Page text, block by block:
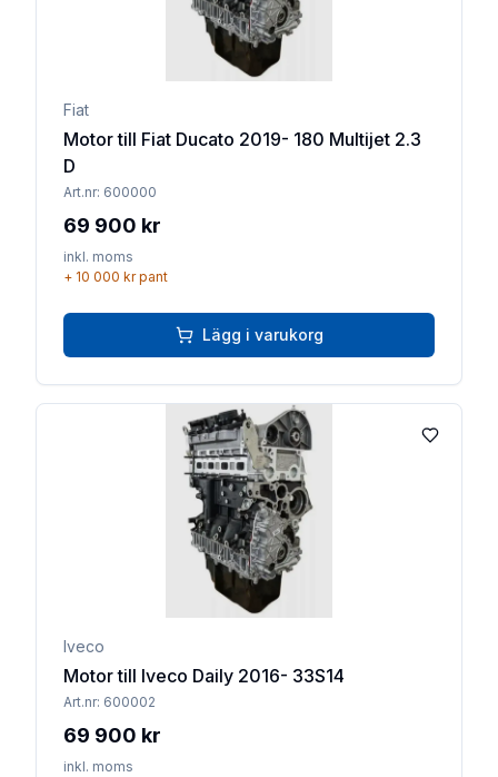
Fiat
Motor till Fiat Ducato 2019- 180 Multijet 2.3
D
Art.nr: 600000
69 900 kr
inkl. moms
+ 10 000 krpant
Lägg i varukorg
Lägg till
Iveco
Motor till Iveco Daily 2016- 33S14
Art.nr: 600002
69 900 kr
inkl. moms